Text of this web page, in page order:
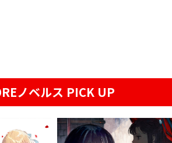
ノベルス PICK UP